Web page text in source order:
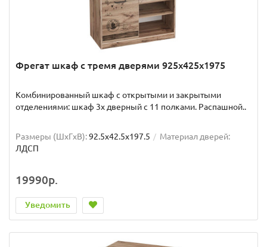
Фрегат шкаф с тремя дверями 925х425х1975
Комбинированный шкаф с открытыми и закрытыми
отделениями: шкаф 3х дверный с 11 полками. Распашной..
Размеры (ШxГxВ):92.5x42.5x197.5
Материал дверей:
ЛДСП
19990р.
Уведомить